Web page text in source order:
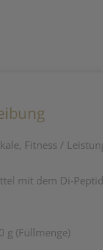
Fitness /
mit dem Di-
g (Füllmenge)